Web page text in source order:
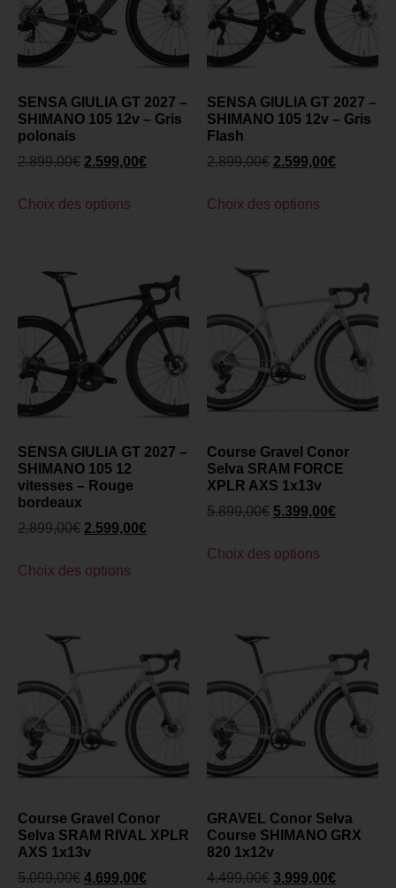
SENSA GIULIA GT 2027 –
SHIMANO 105 12v – Gris
polonais
2.899,00€ 2.599,00€
Choix des options
SENSA GIULIA GT 2027 –
SHIMANO 105 12v – Gris
Flash
2.899,00€ 2.599,00€
Choix des options
SENSA GIULIA GT 2027 –
SHIMANO 105 12
vitesses – Rouge
bordeaux
2.899,00€ 2.599,00€
Choix des options
Course Gravel Conor
Selva SRAM FORCE
XPLR AXS 1x13v
5.899,00€ 5.399,00€
Choix des options
Course Gravel Conor
Selva SRAM RIVAL XPLR
AXS 1x13v
5.099,00€ 4.699,00€
GRAVEL Conor Selva
Course SHIMANO GRX
820 1x12v
4.499,00€ 3.999,00€